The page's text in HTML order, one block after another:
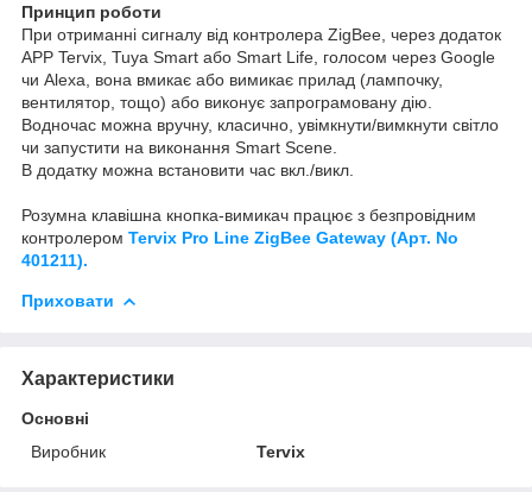
Принцип роботи
При отриманні сигналу від контролера ZigBee, через додаток
APP Tervix, Tuya Smart або Smart Life, голосом через Google
чи Alexa, вона вмикає або вимикає прилад (лампочку,
вентилятор, тощо) або виконує запрограмовану дію.
Водночас можна вручну, класично, увімкнути/вимкнути світло
чи запустити на виконання Smart Scene.
В додатку можна встановити час вкл./викл.
Розумна клавішна кнопка-вимикач працює з безпровідним
контролером Tervix Pro Line ZigBee Gateway (Арт. No
401211).
Приховати
Характеристики
Основні
Виробник
Tervix